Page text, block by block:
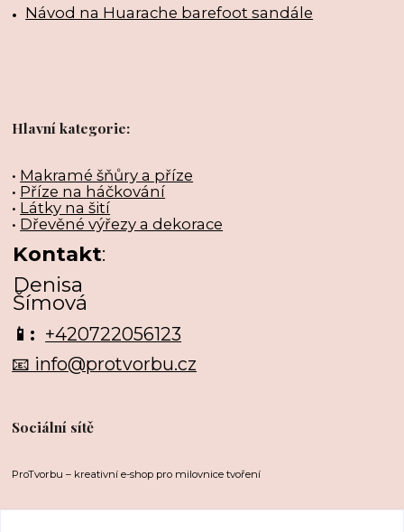
Návod na Huarache barefoot sandále
Hlavní kategorie:
• Makramé šňůry a příze
• Příze na háčkování
• Látky na šití
• Dřevěné výřezy a dekorace
Kontakt:
Denisa
Šímová
📱: +420722056123
📧 info@protvorbu.cz
Sociální sítě
ProTvorbu – kreativní e-shop pro milovnice tvoření